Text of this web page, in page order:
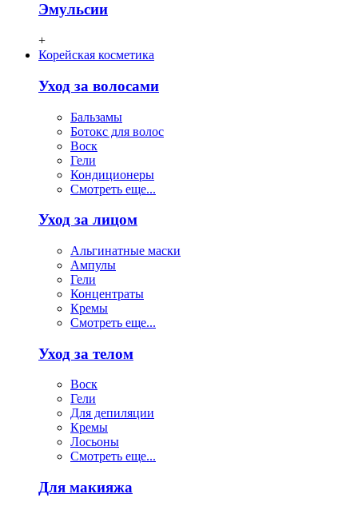
Эмульсии
+
Корейская косметика
Уход за волосами
Бальзамы
Ботокс для волос
Воск
Гели
Кондиционеры
Смотреть еще...
Уход за лицом
Альгинатные маски
Ампулы
Гели
Концентраты
Кремы
Смотреть еще...
Уход за телом
Воск
Гели
Для депиляции
Кремы
Лосьоны
Смотреть еще...
Для макияжа